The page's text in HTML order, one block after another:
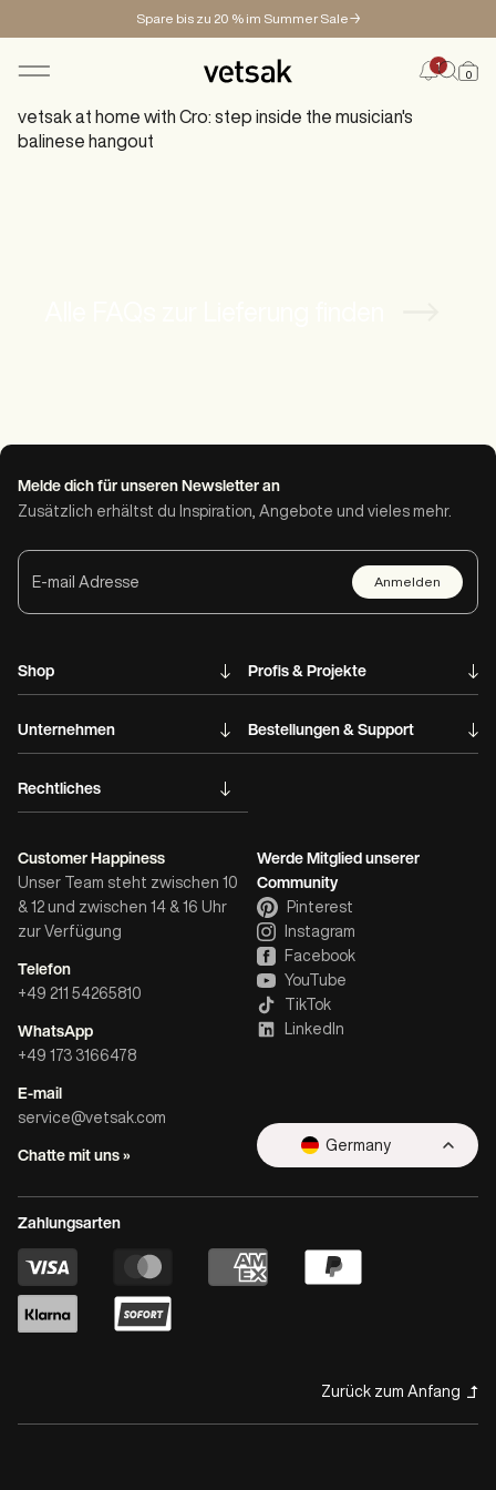
Spare bis zu 20 % im Summer Sale→
1
0
SHOP
vetsak at home with Cro: step inside the musician's
balinese hangout⁠
Melde dich für unseren Newsletter an
Zusätzlich erhältst du Inspiration, Angebote und vieles mehr.
Anmelden
Shop Profis & Projekte
Unternehmen Bestellungen & Support
Rechtliches
Customer Happiness
Unser Team steht zwischen 10
& 12 und zwischen 14 & 16 Uhr
zur Verfügung
Telefon
+49 211 54265810
WhatsApp
+49 173 3166478
E-mail
service@vetsak.com
Chatte mit uns »
Werde Mitglied unserer
Community
Pinterest
Instagram
Facebook
YouTube
TikTok
LinkedIn
Germany
Zahlungsarten
Zurück zum Anfang